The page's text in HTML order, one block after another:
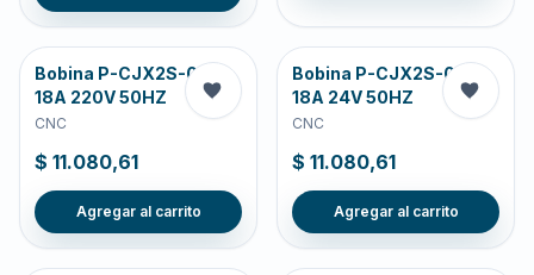
Bobina P-CJX2S-09-
18A 220V 50HZ
CNC
$ 11.080,61
Agregar al carrito
Bobina P-CJX2S-09-
18A 24V 50HZ
CNC
$ 11.080,61
Agregar al carrito